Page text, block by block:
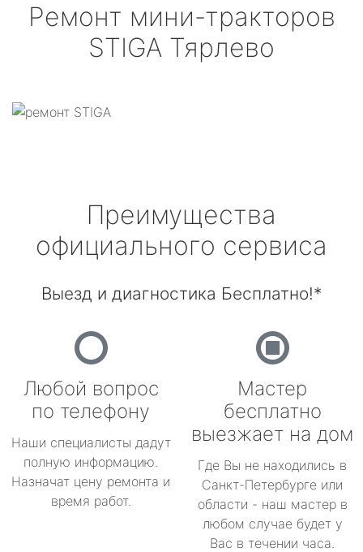
Ремонт мини-тракторов
STIGA Тярлево
Преимущества
официального сервиса
Выезд и диагностика Бесплатно!*
Любой вопрос
по телефону
Наши специалисты дадут
полную информацию.
Назначат цену ремонта и
время работ.
Мастер
бесплатно
выезжает на дом
Где Вы не находились в
Санкт-Петербурге или
области - наш мастер в
любом случае будет у
Вас в течении часа.